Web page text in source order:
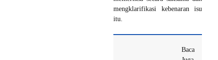
mengklarifikasi kebenaran isu
itu.
Baca